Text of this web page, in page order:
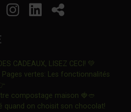
s'ouvrira dans
Twitter
Ce lien s'ouvrira
Instagram
Ce lien s'ouvrira
LinkedIn
Ce lienPartager
CADEAUX, LISEZ CECI! 💚
Pages vertes: Les fonctionnalités
Ce lien s'ouvrira dans une nouvelle
compostage maison 🍓🥙
quand on choisit son chocolat!Ce lien